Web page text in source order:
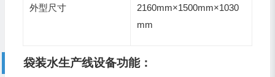
外型尺寸
2160mm×1500mm×1030
mm
袋装水生产线设备功能：